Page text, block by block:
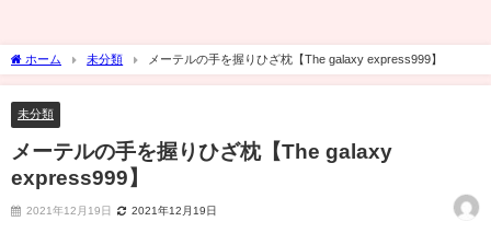
ホーム 未分類 メーテルの手を握りひざ枕【The galaxy express999】
未分類
メーテルの手を握りひざ枕【The galaxy
express999】
2021年12月19日 2021年12月19日